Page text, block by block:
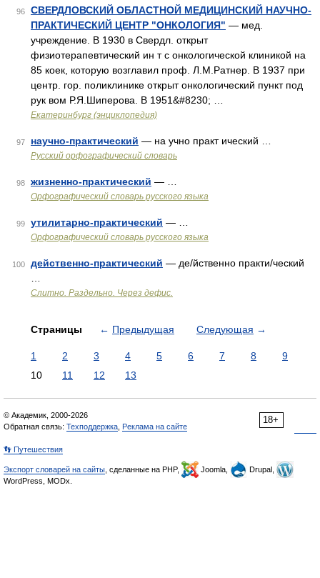
96
СВЕРДЛОВСКИЙ ОБЛАСТНОЙ МЕДИЦИНСКИЙ НАУЧНО-
ПРАКТИЧЕСКИЙ ЦЕНТР "ОНКОЛОГИЯ" — мед.
учреждение. В 1930 в Свердл. открыт
физиотерапевтический ин т с онкологической клиникой на
85 коек, которую возглавил проф. Л.М.Ратнер. В 1937 при
центр. гор. поликлинике открыт онкологический пункт под
рук вом Р.Я.Шиперова. В 1951&#8230; …
Екатеринбург (энциклопедия)
97 научно-практический — на учно практ ический …
Русский орфографический словарь
98 жизненно-практический — …
Орфографический словарь русского языка
99 утилитарно-практический — …
Орфографический словарь русского языка
100 действенно-практический — де/йственно практи/ческий
Слитно. Раздельно. Через дефис.
Страницы ← Предыдущая Следующая →
1 2 3 4 5 6 7 8
9
10
11 12 13
18+
© Академик, 2000-2026
Обратная связь: Техподдержка Реклама на сайте
👣 Путешествия
Экспорт словарей на сайты , сделанные на PHP, Joomla,
Drupal,
WordPress, MODx.